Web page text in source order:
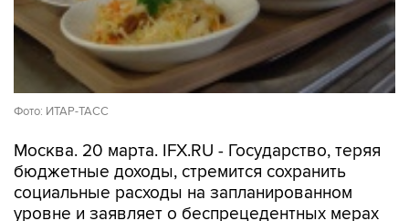
Фото: ИТАР-ТАСС
Москва. 20 марта. IFX.RU - Государство, теряя
бюджетные доходы, стремится сохранить
социальные расходы на запланированном
уровне и заявляет о беспрецедентных мерах